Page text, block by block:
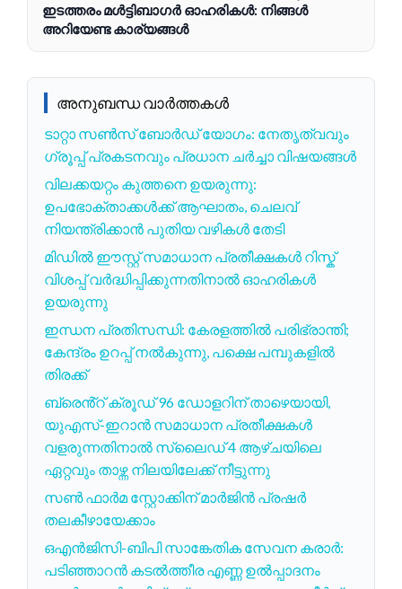
ഇടത്തരം മൾട്ടിബാഗർ ഓഹരികൾ: നിങ്ങൾ
അറിയേണ്ട കാര്യങ്ങൾ
അനുബന്ധ വാർത്തകൾ
ടാറ്റാ സൺസ് ബോർഡ് യോഗം: നേതൃത്വവും
ഗ്രൂപ്പ് പ്രകടനവും പ്രധാന ചർച്ചാ വിഷയങ്ങൾ
വിലക്കയറ്റം കുത്തനെ ഉയരുന്നു:
ഉപഭോക്താക്കൾക്ക് ആഘാതം, ചെലവ്
നിയന്ത്രിക്കാൻ പുതിയ വഴികൾ തേടി
മിഡിൽ ഈസ്റ്റ് സമാധാന പ്രതീക്ഷകൾ റിസ്ക്
വിശപ്പ് വർദ്ധിപ്പിക്കുന്നതിനാൽ ഓഹരികൾ
ഉയരുന്നു
ഇന്ധന പ്രതിസന്ധി: കേരളത്തിൽ പരിഭ്രാന്തി;
കേന്ദ്രം ഉറപ്പ് നൽകുന്നു, പക്ഷെ പമ്പുകളിൽ
തിരക്ക്
ബ്രെൻ്റ് ക്രൂഡ് 96 ഡോളറിന് താഴെയായി,
യുഎസ്-ഇറാൻ സമാധാന പ്രതീക്ഷകൾ
വളരുന്നതിനാൽ സ്ലൈഡ് 4 ആഴ്ചയിലെ
ഏറ്റവും താഴ്ന്ന നിലയിലേക്ക് നീട്ടുന്നു
സൺ ഫാർമ സ്റ്റോക്കിന് മാർജിൻ പ്രഷർ
തലകീഴായേക്കാം
ഒഎൻജിസി-ബിപി സാങ്കേതിക സേവന കരാർ:
പടിഞ്ഞാറൻ കടൽത്തീര എണ്ണ ഉൽപ്പാദനം